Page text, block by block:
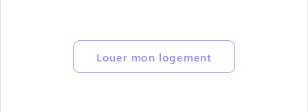
Louer mon logement